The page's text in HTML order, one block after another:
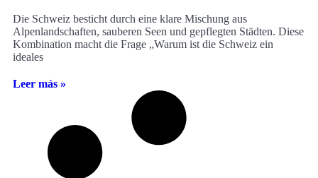
Die Schweiz besticht durch eine klare Mischung aus
Alpenlandschaften, sauberen Seen und gepflegten Städten. Diese
Kombination macht die Frage „Warum ist die Schweiz ein
ideales
Leer más »